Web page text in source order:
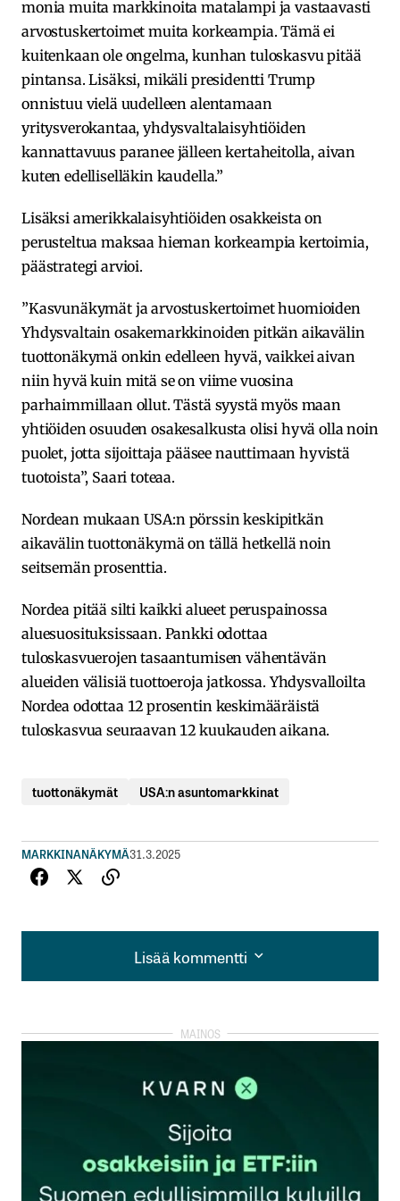
monia muita markkinoita matalampi ja vastaavasti
arvostuskertoimet muita korkeampia. Tämä ei
kuitenkaan ole ongelma, kunhan tuloskasvu pitää
pintansa. Lisäksi, mikäli presidentti Trump
onnistuu vielä uudelleen alentamaan
yritysverokantaa, yhdysvaltalaisyhtiöiden
kannattavuus paranee jälleen kertaheitolla, aivan
kuten edelliselläkin kaudella.”
Lisäksi amerikkalaisyhtiöiden osakkeista on
perusteltua maksaa hieman korkeampia kertoimia,
päästrategi arvioi.
”Kasvunäkymät ja arvostuskertoimet huomioiden
Yhdysvaltain osakemarkkinoiden pitkän aikavälin
tuottonäkymä onkin edelleen hyvä, vaikkei aivan
niin hyvä kuin mitä se on viime vuosina
parhaimmillaan ollut. Tästä syystä myös maan
yhtiöiden osuuden osakesalkusta olisi hyvä olla noin
puolet, jotta sijoittaja pääsee nauttimaan hyvistä
tuotoista”, Saari toteaa.
Nordean mukaan USA:n pörssin keskipitkän
aikavälin tuottonäkymä on tällä hetkellä noin
seitsemän prosenttia.
Nordea pitää silti kaikki alueet peruspainossa
aluesuosituksissaan. Pankki odottaa
tuloskasvuerojen tasaantumisen vähentävän
alueiden välisiä tuottoeroja jatkossa. Yhdysvalloilta
Nordea odottaa 12 prosentin keskimääräistä
tuloskasvua seuraavan 12 kuukauden aikana.
tuottonäkymät USA:n asuntomarkkinat
MARKKINANÄKYMÄ31.3.2025
Lisää kommentti
Lisää kommentti
kirjautua
rekisteröityä